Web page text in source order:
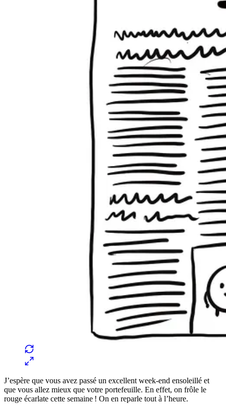
J’espère que vous avez passé un excellent week-end ensoleillé et
que vous allez mieux que votre portefeuille. En effet, on frôle le
rouge écarlate cette semaine ! On en reparle tout à l’heure.